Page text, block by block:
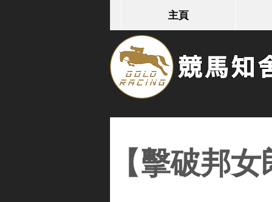
主頁
競馬知
【擊破邦